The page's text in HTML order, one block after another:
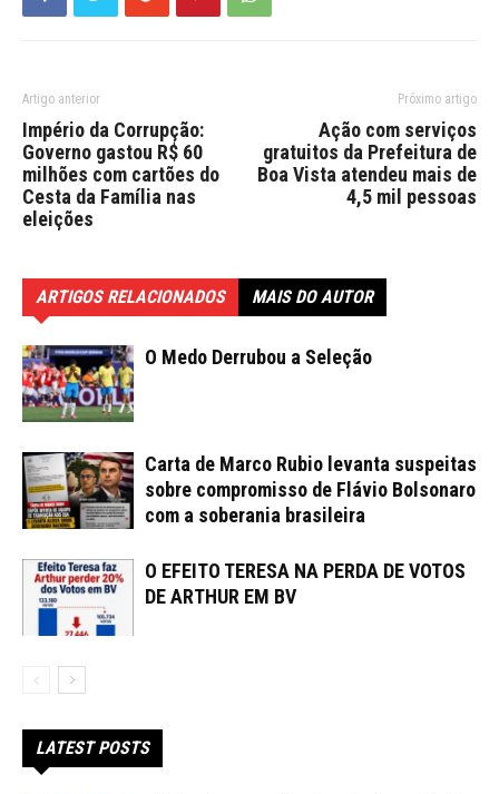
Artigo anterior
Império da Corrupção:
Governo gastou R$ 60
milhões com cartões do
Cesta da Família nas
eleições
Próximo artigo
Ação com serviços
gratuitos da Prefeitura de
Boa Vista atendeu mais de
4,5 mil pessoas
ARTIGOS RELACIONADOS MAIS DO AUTOR
O Medo Derrubou a Seleção
Carta de Marco Rubio levanta suspeitas
sobre compromisso de Flávio Bolsonaro
com a soberania brasileira
O EFEITO TERESA NA PERDA DE VOTOS
DE ARTHUR EM BV
LATEST POSTS